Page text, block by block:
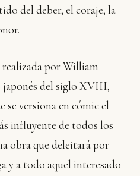
del deber, el coraje, la
por William
del siglo XVIII,
se versiona en cómic el
influyente de todos los
obra que deleitará por
y a todo aquel interesado